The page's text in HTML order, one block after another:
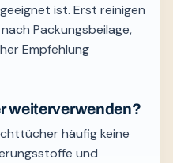
ist. Erst reinigen
Packungsbeilage,
Empfehlung
weiterverwenden?
häufig keine
und